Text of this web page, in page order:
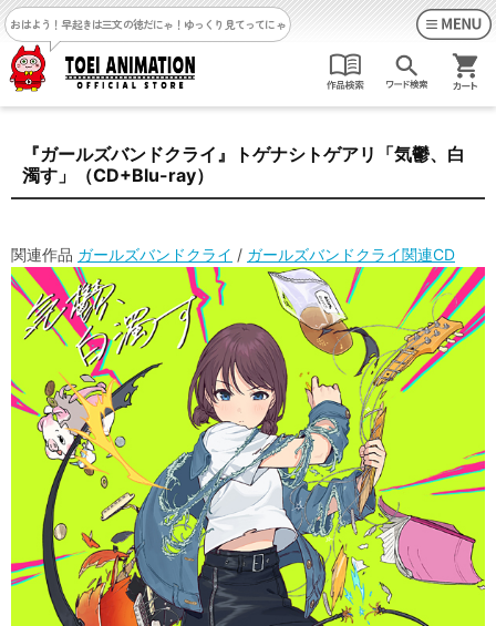
おはよう！早起きは三文の徳だにゃ！ ゆっくり見てってにゃ
『ガールズバンドクライ』トゲナシトゲアリ「気鬱、白
濁す」（CD+Blu-ray）
関連作品 ガールズバンドクライ / ガールズバンドクライ関連CD